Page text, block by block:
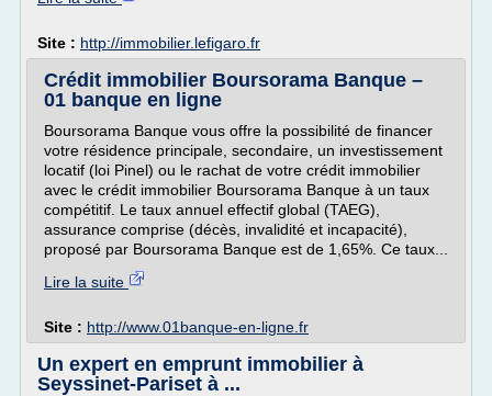
Site : http://immobilier.lefigaro.fr
Crédit immobilier Boursorama Banque –
01 banque en ligne
Boursorama Banque vous offre la possibilité de financer
votre résidence principale, secondaire, un investissement
locatif (loi Pinel) ou le rachat de votre crédit immobilier
avec le crédit immobilier Boursorama Banque à un taux
compétitif. Le taux annuel effectif global (TAEG),
assurance comprise (décès, invalidité et incapacité),
proposé par Boursorama Banque est de 1,65%. Ce taux...
Lire la suite
Site : http://www.01banque-en-ligne.fr
Un expert en emprunt immobilier à
Seyssinet-Pariset à ...